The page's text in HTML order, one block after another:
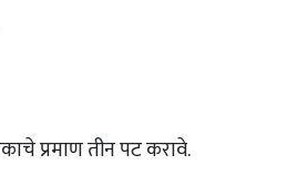
प्रमाण तीन पट करावे.